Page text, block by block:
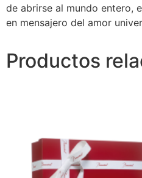
de abrirse al mundo entero,
en mensajero del amor
Productos